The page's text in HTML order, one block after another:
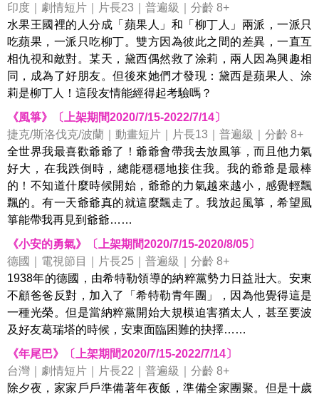
印度｜劇情短片｜片長23｜普遍級｜分齡 8+
水果王國裡的人分成「蘋果人」和「柳丁人」兩派，一派只
吃蘋果，一派只吃柳丁。雙方因為彼此之間的差異，一直互
相仇視和敵對。某天，黛西偶然救了涂莉，兩人因為興趣相
同，成為了好朋友。但後來她們才發現：黛西是蘋果人、涂
莉是柳丁人！這段友情能經得起考驗嗎？
《風箏》〔上架期間2020/7/15-2022/7/14〕
捷克/斯洛伐克/波蘭｜動畫短片｜片長13｜普遍級｜分齡 8+
全世界我最喜歡爺爺了！爺爺會帶我去放風箏，而且他力氣
好大，在我跌倒時，總能穩穩地接住我。我的爺爺是最棒
的！不知道什麼時候開始，爺爺的力氣越來越小，感覺輕飄
飄的。有一天爺爺真的就這麼飄走了。我放起風箏，希望風
箏能帶我再見到爺爺……
《小安的勇氣》〔上架期間2020/7/15-2020/8/05〕
德國｜電視節目｜片長25｜普遍級｜分齡 8+
1938年的德國，由希特勒領導的納粹黨勢力日益壯大。安東
不顧爸爸反對，加入了「希特勒青年團」，因為他覺得這是
一種光榮。但是當納粹黨開始大規模迫害猶太人，甚至要波
及好友葛瑞塔的時候，安東面臨困難的抉擇……
《年尾巴》〔上架期間2020/7/15-2022/7/14〕
台灣｜劇情短片｜片長22｜普遍級｜分齡 8+
除夕夜，家家戶戶準備著年夜飯，準備全家團聚。但是十歲